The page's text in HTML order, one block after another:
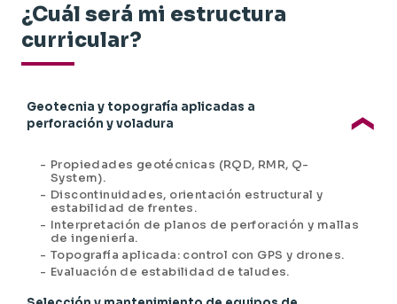
¿Cuál será mi estructura
curricular?
Geotecnia y topografía aplicadas a
perforación y voladura
- Propiedades geotécnicas (RQD, RMR, Q-
System).
- Discontinuidades, orientación estructural y
estabilidad de frentes.
- Interpretación de planos de perforación y mallas
de ingeniería.
- Topografía aplicada: control con GPS y drones.
- Evaluación de estabilidad de taludes.